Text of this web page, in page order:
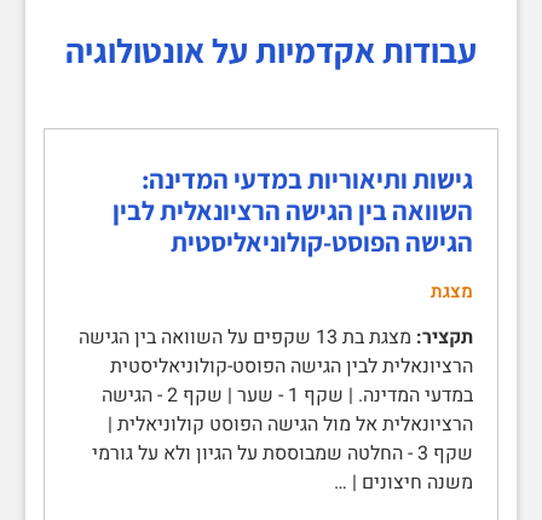
עבודות אקדמיות על אונטולוגיה
גישות ותיאוריות במדעי המדינה:
השוואה בין הגישה הרציונאלית לבין
הגישה הפוסט-קולוניאליסטית
מצגת
תקציר:
מצגת בת 13 שקפים על השוואה בין הגישה
הרציונאלית לבין הגישה הפוסט-קולוניאליסטית
במדעי המדינה. | שקף 1 - שער | שקף 2 - הגישה
הרציונאלית אל מול הגישה הפוסט קולוניאלית |
שקף 3 - החלטה שמבוססת על הגיון ולא על גורמי
משנה חיצונים | …